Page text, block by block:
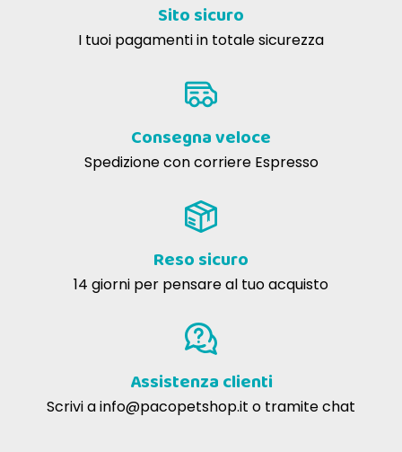
Sito sicuro
I tuoi pagamenti in totale sicurezza
Consegna veloce
Spedizione con corriere Espresso
Reso sicuro
14 giorni per pensare al tuo acquisto
Assistenza clienti
Scrivi ainfo@pacopetshop.it o tramite chat